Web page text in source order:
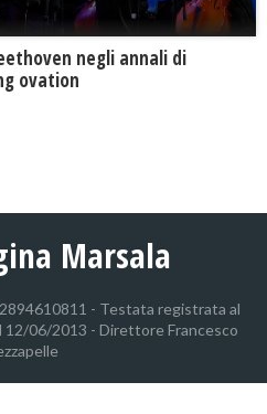
negli annali di
ovation
Marsala
- Testata registrata al
12/06/2013 - Direttore Francesco